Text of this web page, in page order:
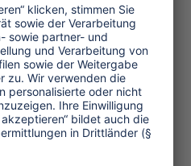
-, und drittens
von
zu erfüllen.
unter: